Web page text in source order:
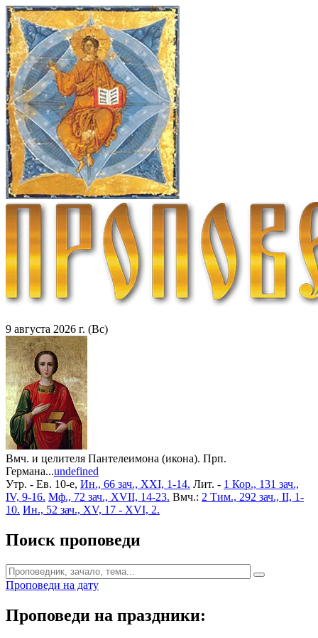
9 августа 2026 г. (Вс)
Вмч. и целителя Пантелеимона (икона). Прп.
Германа...undefined
Утр. - Ев. 10-е, Ин., 66 зач., XXI, 1-14. Лит. - 1 Кор., 131 зач.,
IV, 9-16. Мф., 72 зач., XVII, 14-23. Вмч.: 2 Тим., 292 зач., II, 1-
10. Ин., 52 зач., XV, 17 - XVI, 2.
Поиск проповеди
Проповеди на дату
Проповеди на праздники: